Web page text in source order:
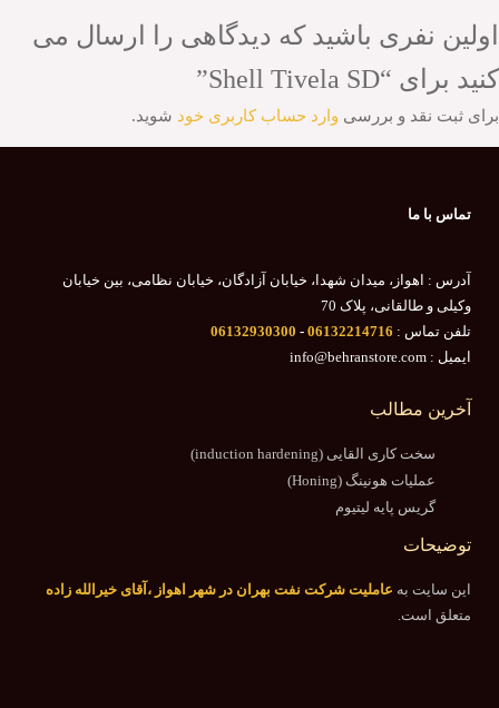
اولین نفری باشید که دیدگاهی را ارسال می
کنید برای “Shell Tivela SD”
برای ثبت نقد و بررسی وارد حساب کاربری خود شوید.
تماس با ما
آدرس : اهواز، میدان شهدا، خیابان آزادگان، خیابان نظامی، بین خیابان
وکیلی و طالقانی، پلاک 70
تلفن تماس : 06132214716
-
06132930300
ایمیل : info@behranstore.com
آخرین مطالب
سخت کاری القایی (induction hardening)
عملیات هونینگ (Honing)
گریس پایه لیتیوم
توضیحات
این سایت به عاملیت شرکت نفت بهران در شهر اهواز ،آقای خیرالله زاده
متعلق است.